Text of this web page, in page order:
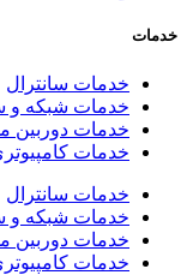
خدمات
خدمات سانترال
خدمات شبکه و
خدمات دوربین
خدمات
خدمات سانترال
خدمات شبکه و
خدمات دوربین
خدمات